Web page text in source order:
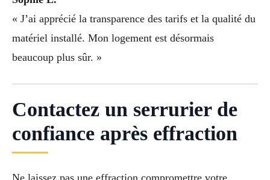
« J’ai apprécié la transparence des tarifs et la qualité du
matériel installé. Mon logement est désormais
beaucoup plus sûr. »
Contactez un serrurier de
confiance après effraction